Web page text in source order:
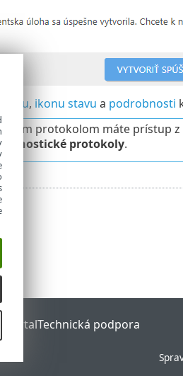
, ikonu stavu a podrobnosti
protokolom máte prístup
protokoly.
PortalTechnická podpora